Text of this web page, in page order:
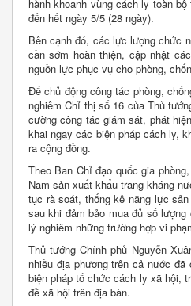
hành khoanh vùng cách ly toàn
đến hết ngày 5/5 (28 ngày).
Bên cạnh đó, các lực lượng chức
cần sớm hoàn thiện, cập nhật
nguồn lực phục vụ cho phòng,
Để chủ động công tác phòng,
nghiêm Chỉ thị số 16 của Thủ
cường công tác giám sát, phát
khai ngay các biện pháp cách ly,
ra cộng đồng.
Theo Ban Chỉ đạo quốc gia
Nam sản xuất khẩu trang kháng
tục rà soát, thống kê năng lực
sau khi đảm bảo mua đủ số
lý nghiêm những trường hợp vi
Thủ tướng Chính phủ Nguyễn
nhiều địa phương trên cả nước
biện pháp tổ chức cách ly xã hội,
đề xã hội trên địa bàn.